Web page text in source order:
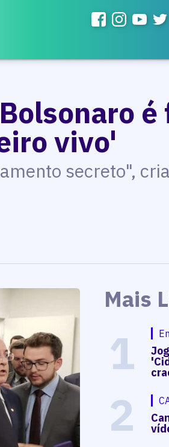
vivo'
secreto",
Mais
1
2